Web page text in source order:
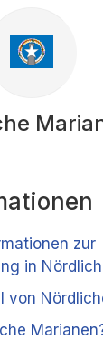
zur
in
von